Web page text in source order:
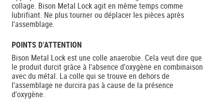
collage. Bison Metal Lock agit en même temps comme
lubrifiant. Ne plus tourner ou déplacer les pièces après
l'assemblage.
POINTS D’ATTENTION
Bison Metal Lock est une colle anaerobie. Cela veut dire que
le produit durcit grâce à l'absence d'oxygène en combinaison
avec du métal. La colle qui se trouve en dehors de
l'assemblage ne durcira pas à cause de la présence
d'oxygène.